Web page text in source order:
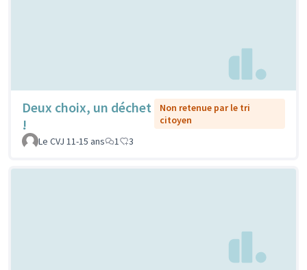
Deux choix, un déchet
!
Non retenue par le tri
citoyen
Le CVJ 11-15 ans
1 3